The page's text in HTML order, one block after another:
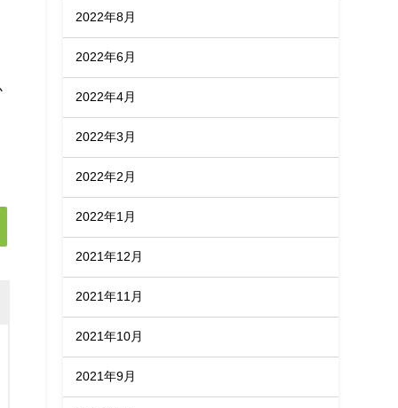
2022年8月
2022年6月
2022年4月
2022年3月
2022年2月
2022年1月
2021年12月
2021年11月
2021年10月
2021年9月